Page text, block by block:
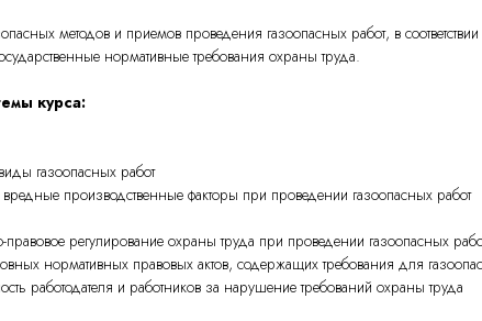
методов и приемов проведения газоопасных работ, в
нормативные требования охраны труда.
курса:
газоопасных работ
производственные факторы при проведении газоопасных работ
регулирование охраны труда при проведении газоопасных
нормативных правовых актов, содержащих требования для
работодателя и работников за нарушение требований охраны труда